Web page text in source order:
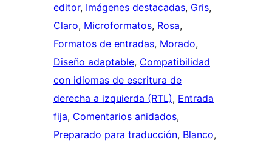
editor, Imágenes destacadas, Gris
Claro, Microformatos, Rosa
Formatos de entradas, Morado
Diseño adaptable, Compatibilidad
con idiomas de escritura de
derecha a izquierda (RTL), Entrada
fija, Comentarios anidados
Preparado para traducción, Blanco